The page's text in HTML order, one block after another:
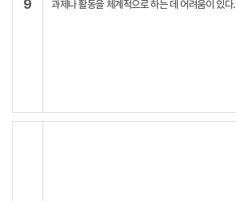
9
과제나 활동을 체계적으로 하는 데 어려움이 있다.